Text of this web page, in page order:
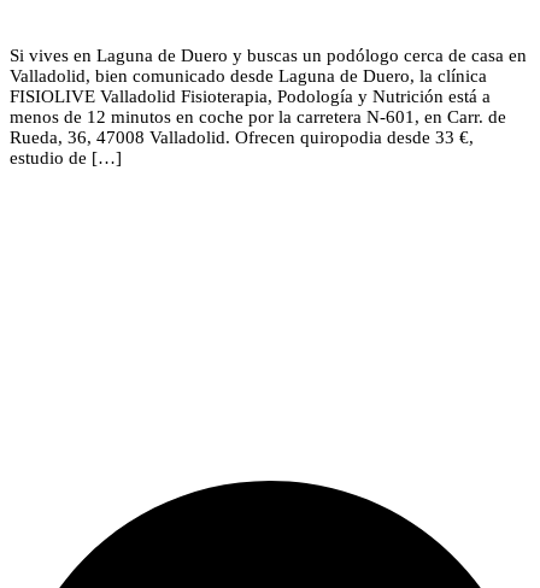
Si vives en Laguna de Duero y buscas un podólogo cerca de casa en
Valladolid, bien comunicado desde Laguna de Duero, la clínica
FISIOLIVE Valladolid Fisioterapia, Podología y Nutrición está a
menos de 12 minutos en coche por la carretera N-601, en Carr. de
Rueda, 36, 47008 Valladolid. Ofrecen quiropodia desde 33 €,
estudio de […]